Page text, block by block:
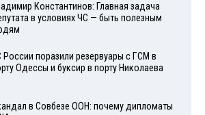
Константинов: Главная задача
в условиях ЧС — быть полезным
России поразили резервуары с ГСМ в
Одессы и буксир в порту Николаева
в Совбезе ООН: почему дипломаты